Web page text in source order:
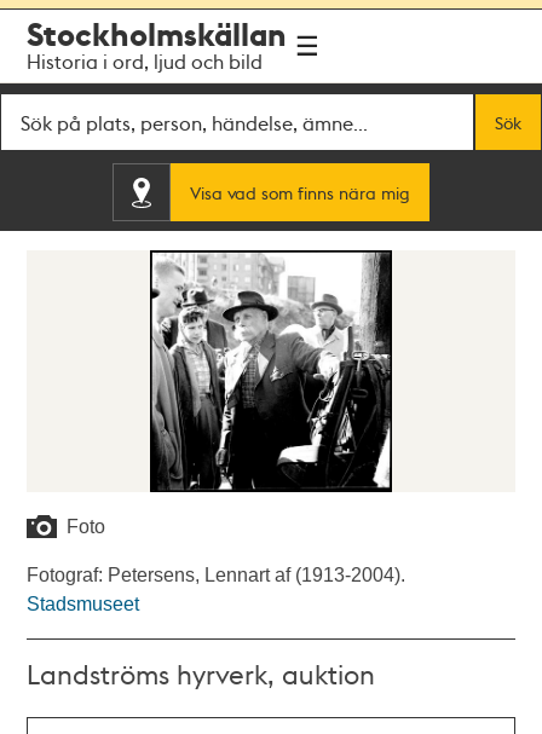
navigationen
huvudinnehållet
Stockholmskällan
Historia i ord, ljud och bild
Sök
Visa vad som finns nära mig
Foto
Fotograf: Petersens, Lennart af (1913-2004).
Stadsmuseet
Landströms hyrverk, auktion